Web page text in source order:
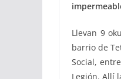
Llevan 9
barrio de
Social,
Legión. Allí